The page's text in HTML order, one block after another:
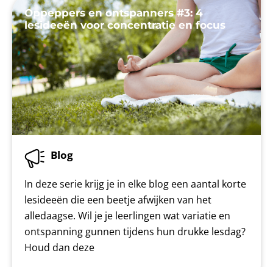
Oppeppers en ontspanners #3: 4
lesideeën voor concentratie en focus
Blog
In deze serie krijg je in elke blog een aantal korte
lesideeën die een beetje afwijken van het
alledaagse. Wil je je leerlingen wat variatie en
ontspanning gunnen tijdens hun drukke lesdag?
Houd dan deze